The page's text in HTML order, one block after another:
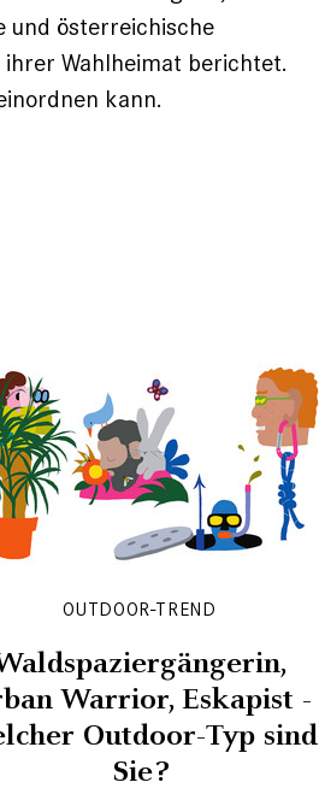
und österreichische
Wahlheimat berichtet.
kann.
OUTDOOR-TREND
Warrior, Eskapist -
Outdoor-Typ sind
Sie?